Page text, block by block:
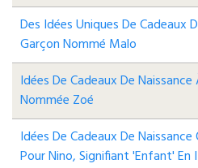
Des Idées Uniques De Cadeaux
Garçon Nommé Malo
Idées De Cadeaux De
Nommée Zoé
Idées De Cadeaux De
Pour Nino, Signifiant 'enfant' En